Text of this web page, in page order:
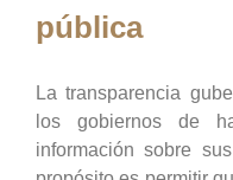
pública
La transparencia
los gobiernos de
información sobre